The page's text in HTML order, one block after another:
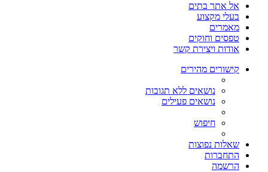
אל אתר בתים
בעלי מקצוע
מאמרים
טפסים וחוקים
אודות ויצירת קשר
קישורים מהירים
נושאים ללא תגובות
נושאים פעילים
חיפוש
שאלות נפוצות
התחברות
הרשמה